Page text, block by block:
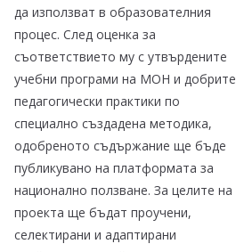
да използват в образователния
процес. След оценка за
съответствието му с утвърдените
учебни програми на МОН и добрите
педагогически практики по
специално създадена методика,
одобреното съдържание ще бъде
публикувано на платформата за
национално ползване. За целите на
проекта ще бъдат проучени,
селектирани и адаптирани